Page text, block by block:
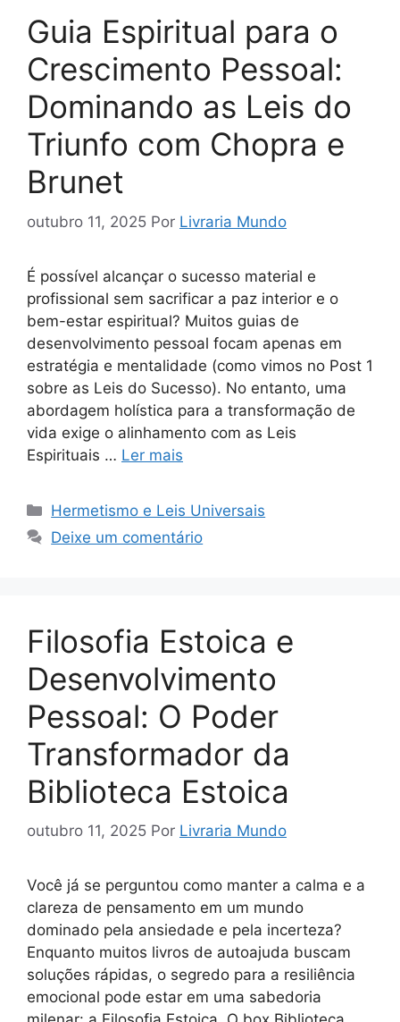
Guia Espiritual para o
Crescimento Pessoal:
Dominando as Leis do
Triunfo com Chopra e
Brunet
outubro 11, 2025 Por Livraria Mundo
É possível alcançar o sucesso material e
profissional sem sacrificar a paz interior e o
bem-estar espiritual? Muitos guias de
desenvolvimento pessoal focam apenas em
estratégia e mentalidade (como vimos no Post 1
sobre as Leis do Sucesso). No entanto, uma
abordagem holística para a transformação de
vida exige o alinhamento com as Leis
Espirituais … Ler mais
Categorias
Hermetismo e Leis Universais
Deixe um comentário
Filosofia Estoica e
Desenvolvimento
Pessoal: O Poder
Transformador da
Biblioteca Estoica
outubro 11, 2025 Por Livraria Mundo
Você já se perguntou como manter a calma e a
clareza de pensamento em um mundo
dominado pela ansiedade e pela incerteza?
Enquanto muitos livros de autoajuda buscam
soluções rápidas, o segredo para a resiliência
emocional pode estar em uma sabedoria